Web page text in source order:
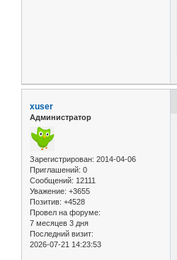
xuser
Администратор
Зарегистрирован: 2014-04-06
Приглашений: 0
Сообщений: 12111
Уважение: +3655
Позитив: +4528
Провел на форуме:
7 месяцев 3 дня
Последний визит:
2026-07-21 14:23:53